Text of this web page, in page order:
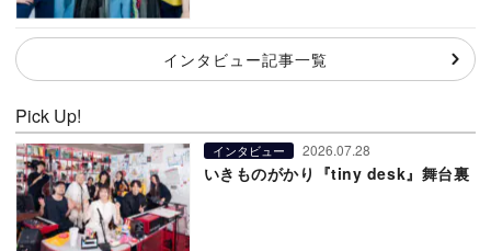
インタビュー記事一覧
Pick Up!
インタビュー 2026.07.28
いきものがかり『tiny desk』舞台裏